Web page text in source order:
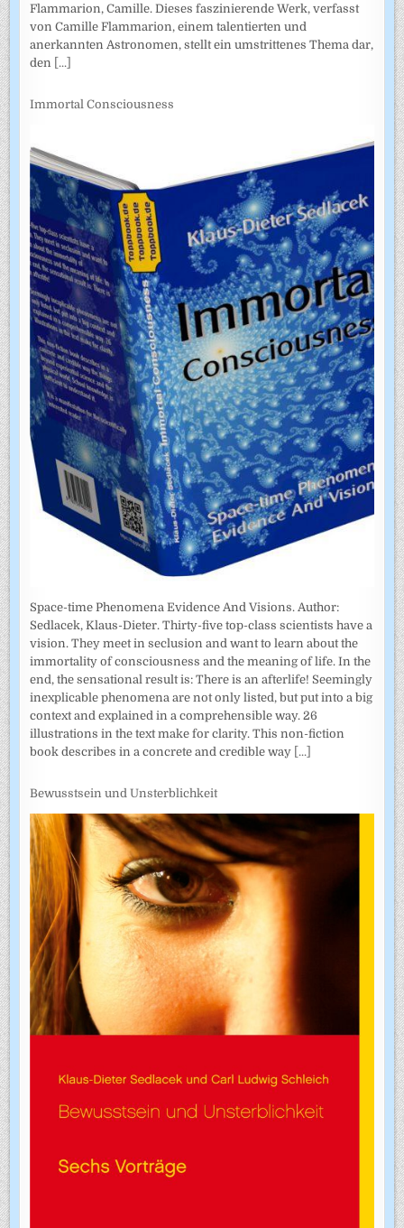
Flammarion, Camille. Dieses faszinierende Werk, verfasst
von Camille Flammarion, einem talentierten und
anerkannten Astronomen, stellt ein umstrittenes Thema dar,
den [...]
Immortal Consciousness
Space-time Phenomena Evidence And Visions. Author:
Sedlacek, Klaus-Dieter. Thirty-five top-class scientists have a
vision. They meet in seclusion and want to learn about the
immortality of consciousness and the meaning of life. In the
end, the sensational result is: There is an afterlife! Seemingly
inexplicable phenomena are not only listed, but put into a big
context and explained in a comprehensible way. 26
illustrations in the text make for clarity. This non-fiction
book describes in a concrete and credible way [...]
Bewusstsein und Unsterblichkeit